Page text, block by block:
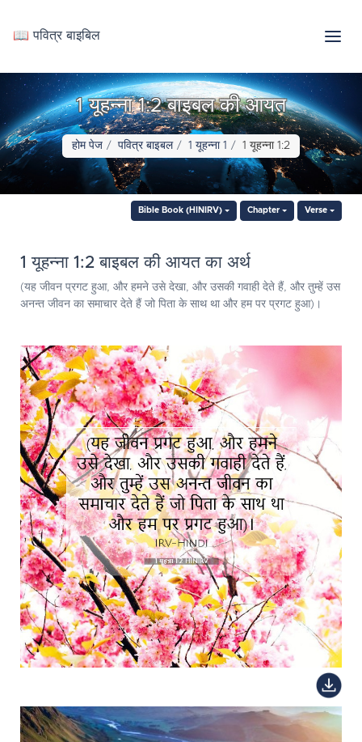
📖 पवित्र बाइबिल
1 यूहन्ना 1:2 बाइबल की आयत
होम पेज पवित्र बाइबल 1 यूहन्ना 1 1 यूहन्ना 1:2
Bible Book (HINIRV) Chapter Verse
1 यूहन्ना 1:2 बाइबल की आयत का अर्थ
(यह जीवन प्रगट हुआ, और हमने उसे देखा, और उसकी गवाही देते हैं, और तुम्हें उस
अनन्त जीवन का समाचार देते हैं जो पिता के साथ था और हम पर प्रगट हुआ)।